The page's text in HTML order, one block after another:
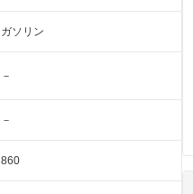
ガソリン
－
－
860